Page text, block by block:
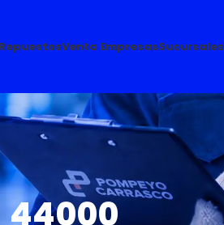
Venta EmpresasSucursales
44000